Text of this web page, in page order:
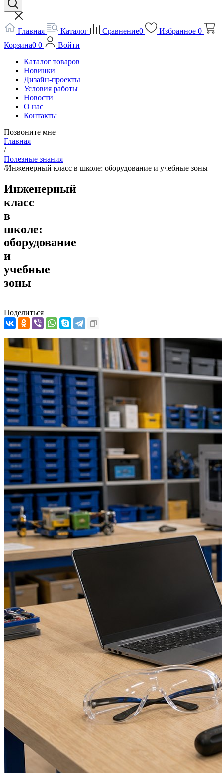
Главная Каталог Сравнение0 Избранное 0
Корзина0 0
Войти
Каталог товаров
Новинки
Дизайн-проекты
Условия работы
Новости
О нас
Контакты
Позвоните мне
Главная
/
Полезные знания
/Инженерный класс в школе: оборудование и учебные зоны
Инженерный
класс
в
школе:
оборудование
и
учебные
зоны
Поделиться